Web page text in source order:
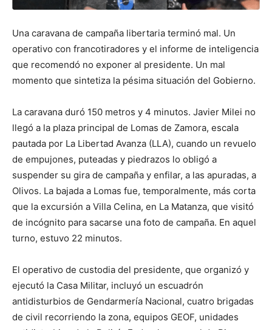
Una caravana de campaña libertaria terminó mal. Un
operativo con francotiradores y el informe de inteligencia
que recomendó no exponer al presidente. Un mal
momento que sintetiza la pésima situación del Gobierno.
La caravana duró 150 metros y 4 minutos. Javier Milei no
llegó a la plaza principal de Lomas de Zamora, escala
pautada por La Libertad Avanza (LLA), cuando un revuelo
de empujones, puteadas y piedrazos lo obligó a
suspender su gira de campaña y enfilar, a las apuradas, a
Olivos. La bajada a Lomas fue, temporalmente, más corta
que la excursión a Villa Celina, en La Matanza, que visitó
de incógnito para sacarse una foto de campaña. En aquel
turno, estuvo 22 minutos.
El operativo de custodia del presidente, que organizó y
ejecutó la Casa Militar, incluyó un escuadrón
antidisturbios de Gendarmería Nacional, cuatro brigadas
de civil recorriendo la zona, equipos GEOF, unidades